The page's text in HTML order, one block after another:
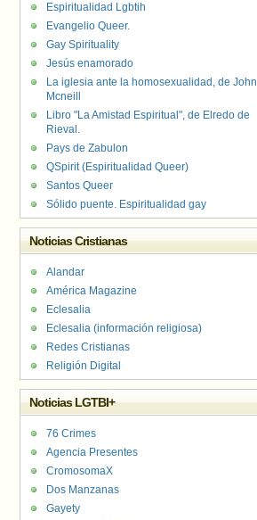
Espiritualidad Lgbtih
Evangelio Queer.
Gay Spirituality
Jesús enamorado
La iglesia ante la homosexualidad, de John
Mcneill
Libro "La Amistad Espiritual", de Elredo de
Rieval.
Pays de Zabulon
QSpirit (Espiritualidad Queer)
Santos Queer
Sólido puente. Espiritualidad gay
Noticias Cristianas
Alandar
América Magazine
Eclesalia
Eclesalia (información religiosa)
Redes Cristianas
Religión Digital
Noticias LGTBI+
76 Crimes
Agencia Presentes
CromosomaX
Dos Manzanas
Gayety